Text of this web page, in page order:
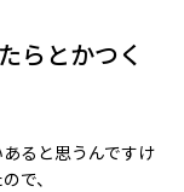
らとかつく
ると思うんですけ
で、